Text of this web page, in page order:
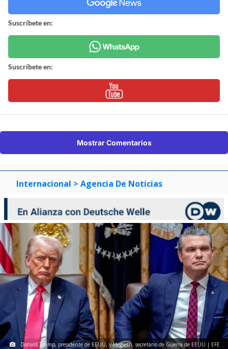
Suscríbete en:
Suscríbete en:
Mostrar Comentarios
Internacional > Agencia De Noticias
Donald Trump, presidente de EEUU, y Hegseth, secretario de Guerra de EEUU | EFE